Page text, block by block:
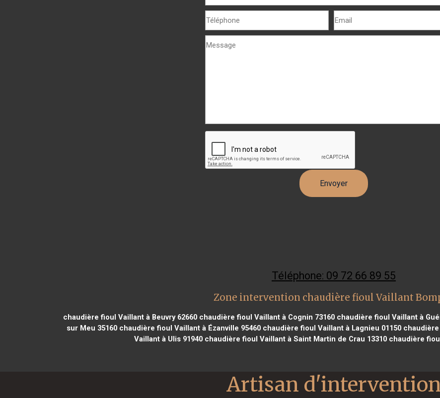
Téléphone: 09 72 66 89 55
Zone intervention chaudière fioul Vaillant
chaudière fioul Vaillant à Beuvry 62660chaudière fioul Vaillant à Cognin 73160chaudière fioul Vaillant à
sur Meu 35160chaudière fioul Vaillant à Ézanville 95460chaudière fioul Vaillant à Lagnieu 01150chaudière
Vaillant à Ulis 91940 chaudière fioul Vaillant à Saint Martin de Crau 13310 chaudière
Artisan